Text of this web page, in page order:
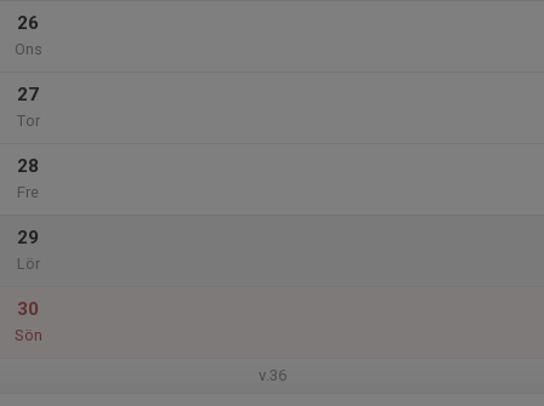
26
Ons
27
Tor
28
Fre
29
Lör
30
Sön
v.36